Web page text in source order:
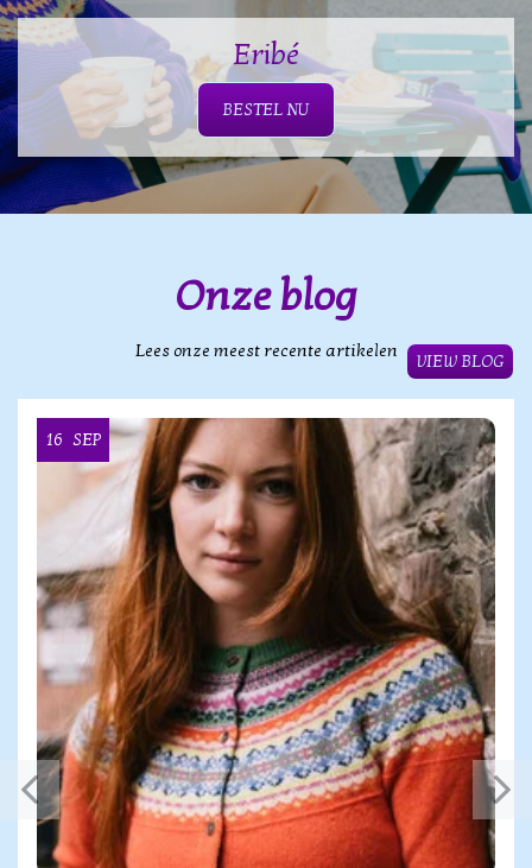
Eribé
BESTEL NU
Onze blog
Lees onze meest recente artikelen
VIEW BLOG
16 SEP